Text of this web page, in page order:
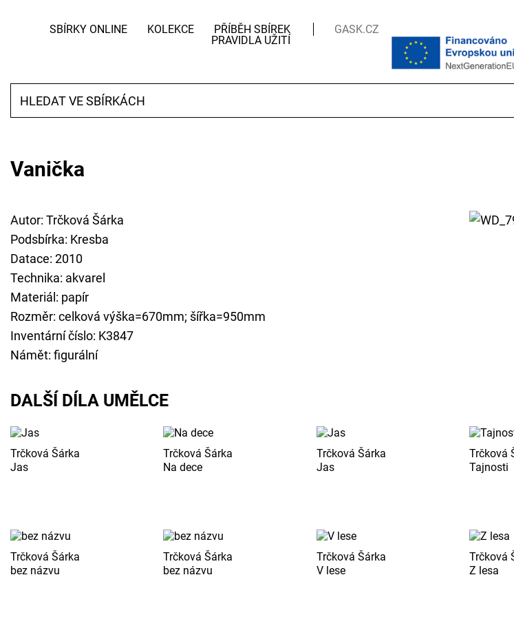
SBÍRKY ONLINE KOLEKCE
PŘÍBĚH SBÍREK
PRAVIDLA UŽITÍ
GASK.CZ
Vanička
Autor: Trčková Šárka
Podsbírka: Kresba
Datace: 2010
Technika: akvarel
Materiál: papír
Rozměr: celková výška=670mm; šířka=950mm
Inventární číslo: K3847
Námět: figurální
DALŠÍ DÍLA UMĚLCE
Trčková Šárka
Jas
Trčková Šárka
Na dece
Trčková Šárka
Jas
Trčková
Tajnosti
Trčková Šárka
bez názvu
Trčková Šárka
bez názvu
Trčková Šárka
V lese
Trčková
Z lesa